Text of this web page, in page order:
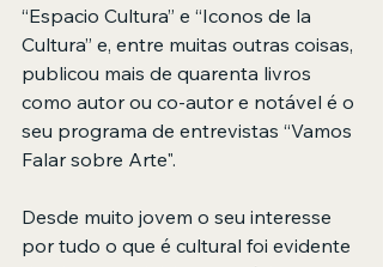
“Espacio Cultura” e “Iconos de la
Cultura” e, entre muitas outras coisas,
publicou mais de quarenta livros
como autor ou co-autor e notável é o
seu programa de entrevistas “Vamos
Falar sobre Arte".
Desde muito jovem o seu interesse
por tudo o que é cultural foi evidente